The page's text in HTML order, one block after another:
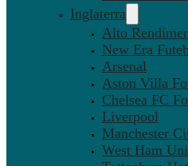
Inglaterra
Alto
New Era
Arsenal
Aston Villa
Chelsea FC
Liverpool
Manchester
West Ham